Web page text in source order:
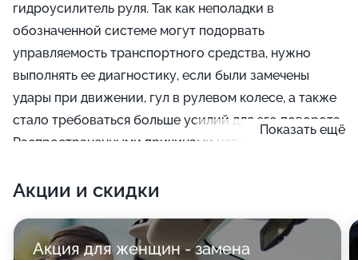
гидроусилитель руля. Так как неполадки в
обозначенной системе могут подорвать
управляемость транспортного средства, нужно
выполнять ее диагностику, если были замечены
удары при движении, гул в рулевом колесе, а также
стало требоваться больше усилий для его поворота.
Распространенными причинами неполадок
ремня, нехватка масла в бачке, плохое соединение
или пониженное давление в насосе.
Показать ещё
Акции и скидки
Акция для женщин - замена